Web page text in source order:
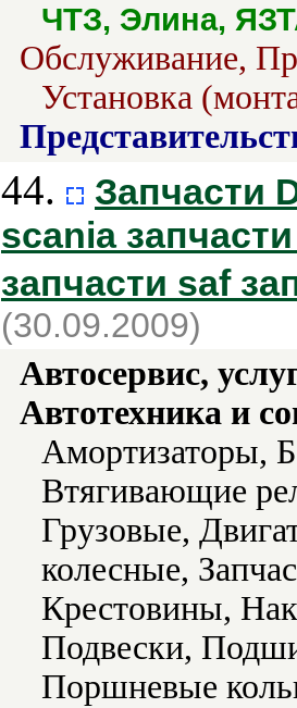
ЧТЗ, Элина,
Обслуживание,
Установка
44.
Запчасти
scania
запчасти saf
(30.09.2009)
Автосервис,
Автотехника и
Амортизаторы,
Втягивающие
Грузовые,
колесные,
Крестовины,
Подвески,
Поршневые